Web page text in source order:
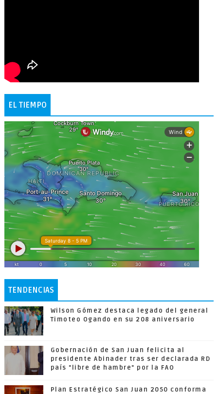
EL TIEMPO
TENDENCIAS
Wilson Gómez destaca legado del general
Timoteo Ogando en su 208 aniversario
Gobernación de San Juan felicita al
presidente Abinader tras ser declarada RD
país "libre de hambre" por la FAO
Plan Estratégico San Juan 2050 conforma